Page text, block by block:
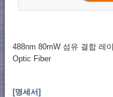
488nm 80mW 섬유 결합 레
Optic Fiber
[명세서]